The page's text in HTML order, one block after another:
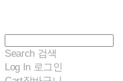
Search 검색
Log In 로그인